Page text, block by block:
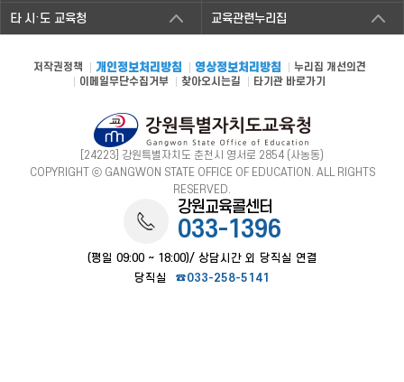
타 시·도 교육청 교육관련누리집
저작권정책 개인정보처리방침 영상정보처리방침
누리집 개선의견
이메일무단수집거부
찾아오시는길 타기관 바로가기
[24223] 강원특별자치도 춘천시 영서로 2854 (사농동)
COPYRIGHT ⓒ GANGWON STATE OFFICE OF EDUCATION. ALL RIGHTS
RESERVED.
강원교육콜센터
033-1396
(평일 09:00 ~ 18:00)/ 상담시간 외 당직실 연결
당직실
☎033-258-5141